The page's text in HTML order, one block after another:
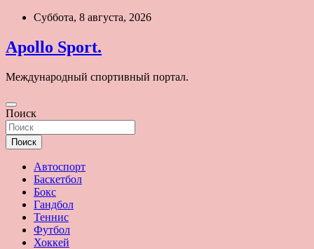
Перейти
содержимому
Суббота, 8 августа, 2026
Apollo Sport.
Международный спортивный портал.
Поиск
Поиск
Автоспорт
Баскетбол
Бокс
Гандбол
Теннис
Футбол
Хоккей